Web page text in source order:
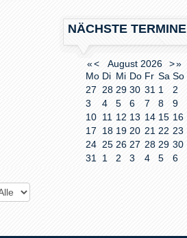
NÄCHSTE TERMINE
«< August 2026 >»
Mo Di Mi Do Fr Sa So
27
28 29 30 31 1
2
3
4 5 6 7 8
9
10 11 12 13 14 15 16
17 18 19 20 21 22 23
24 25 26 27 28 29 30
31
1 2 3 4 5 6